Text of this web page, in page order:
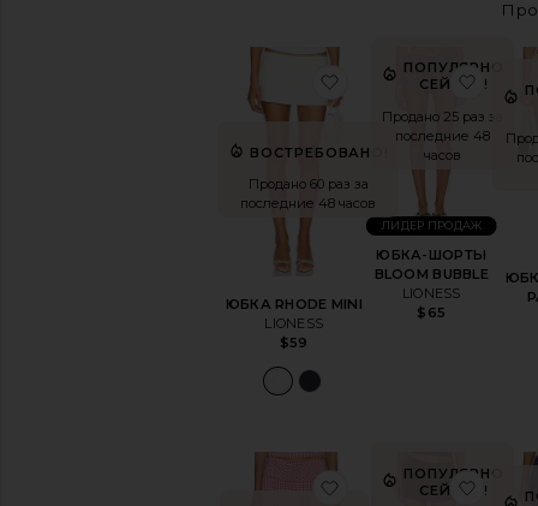
ВОСТРЕБОВАНО!
Продано 60 раз за
последние 48 часов
ЮБКА RHODE MINI
LIONESS
$59
избранноеЮБКА
ПОПУЛЯРНО
СЕЙЧАС!
Продано 25 раз за
последние 48
часов
ЮБКА-ШОРТЫ
BLOOM BUBBLE
LIONESS
$65
ЛИДЕР ПРОДАЖ
избранноеЮБКА-
ПОПУЛЯРНО
СЕЙЧАС!